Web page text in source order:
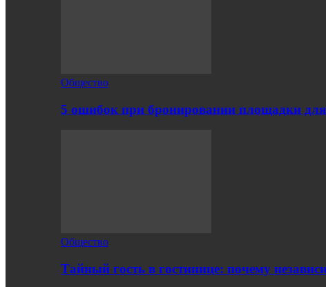
Общество
5 ошибок при бронировании площадки
Общество
Тайный гость в гостинице: почему